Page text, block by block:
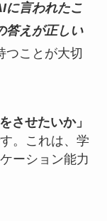
に言われたこ
答えが正しい
つことが大切
させたいか」
。これは、学
ーション能力